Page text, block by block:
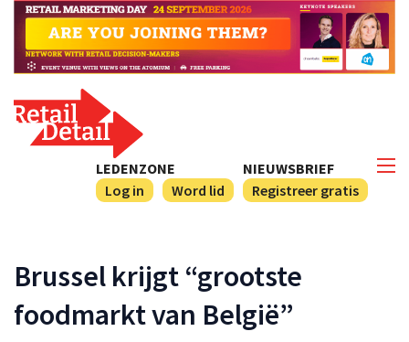
NIEUWSBRIEF
Registreer gratis
LEDENZONE
Log in
Word lid
Brussel krijgt “grootste
foodmarkt van België”